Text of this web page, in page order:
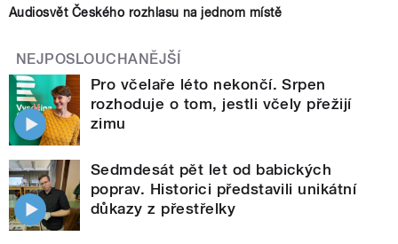
Audiosvět Českého rozhlasu na jednom místě
NEJPOSLOUCHANĚJŠÍ
Pro včelaře léto nekončí. Srpen
rozhoduje o tom, jestli včely přežijí
zimu
Sedmdesát pět let od babických
poprav. Historici představili unikátní
důkazy z přestřelky